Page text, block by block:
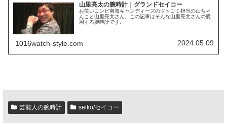
山里亮太の腕時計｜グランドセイコー
お笑いコンビ南海キャンディーズのツッコミ担当の山ちゃ
んこと山里亮太さん。この記事はそんな山里亮太さんの愛
用する腕時計です。
1016watch-style.com 2024.05.09
芸能人の腕時計 seiko/セイコー